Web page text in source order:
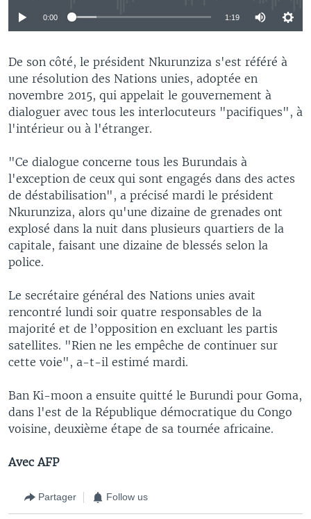
0:00 1:19
De son côté, le président Nkurunziza s'est référé à
une résolution des Nations unies, adoptée en
novembre 2015, qui appelait le gouvernement à
dialoguer avec tous les interlocuteurs "pacifiques", à
l'intérieur ou à l'étranger.
"Ce dialogue concerne tous les Burundais à
l'exception de ceux qui sont engagés dans des actes
de déstabilisation", a précisé mardi le président
Nkurunziza, alors qu'une dizaine de grenades ont
explosé dans la nuit dans plusieurs quartiers de la
capitale, faisant une dizaine de blessés selon la
police.
Le secrétaire général des Nations unies avait
rencontré lundi soir quatre responsables de la
majorité et de l’opposition en excluant les partis
satellites. "Rien ne les empêche de continuer sur
cette voie", a-t-il estimé mardi.
Ban Ki-moon a ensuite quitté le Burundi pour Goma,
dans l'est de la République démocratique du Congo
voisine, deuxième étape de sa tournée africaine.
Avec AFP
Partager Follow us